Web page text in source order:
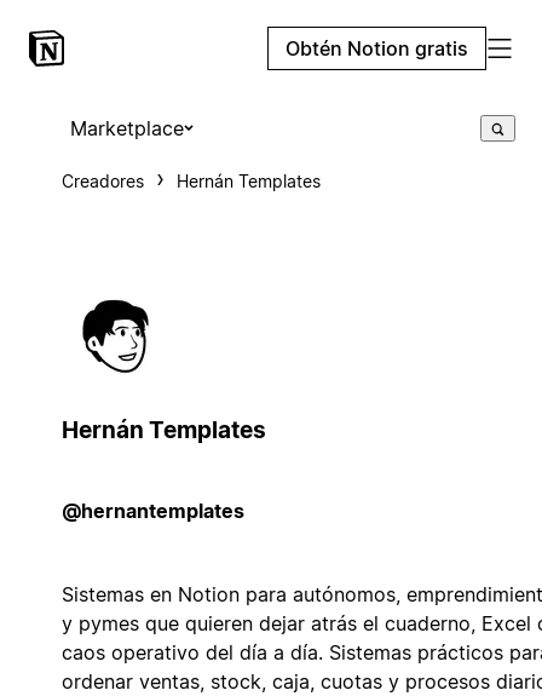
Obtén Notion gratis
Marketplace
Creadores Hernán Templates
Hernán Templates
@hernantemplates
Sistemas en Notion para autónomos,
y pymes que quieren dejar atrás el cuaderno, Excel
caos operativo del día a día. Sistemas prácticos
ordenar ventas, stock, caja, cuotas y procesos